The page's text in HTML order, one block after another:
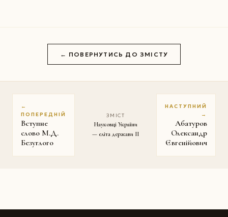
← ПОВЕРНУТИСЬ ДО ЗМІСТУ
←
ПОПЕРЕДНІЙ
Вступне
слово М.Д.
Безуглого
ЗМІСТ
Науковці України
— еліта держави II
НАСТУПНИЙ
→
Абатуров
Олександр
Євгенійович